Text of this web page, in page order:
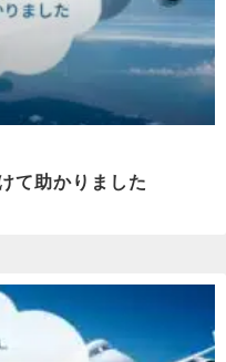
て助かりました